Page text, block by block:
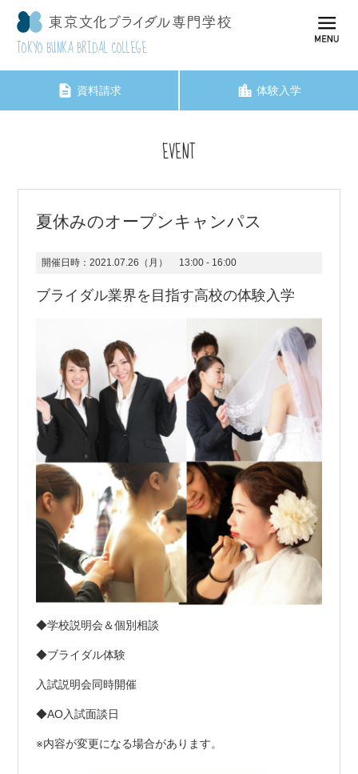
TOKYO BUNKA BRIDAL COLLEGE
資料請求 体験入学
EVENT
夏休みのオープンキャンパス
開催日時： 2021.07.26（月） 13:00 - 16:00
ブライダル業界を目指す高校の体験入学
◆学校説明会＆個別相談
◆ブライダル体験
入試説明会同時開催
◆AO入試面談日
※内容が変更になる場合があります。